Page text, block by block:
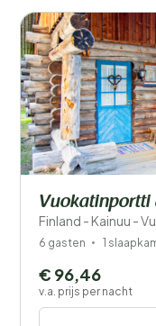
Vuokatinportti
Finland - Kainuu -
6 gasten 1
€ 96,46
v.a. prijs per nacht